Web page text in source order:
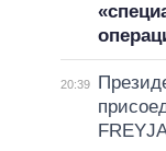
20:39